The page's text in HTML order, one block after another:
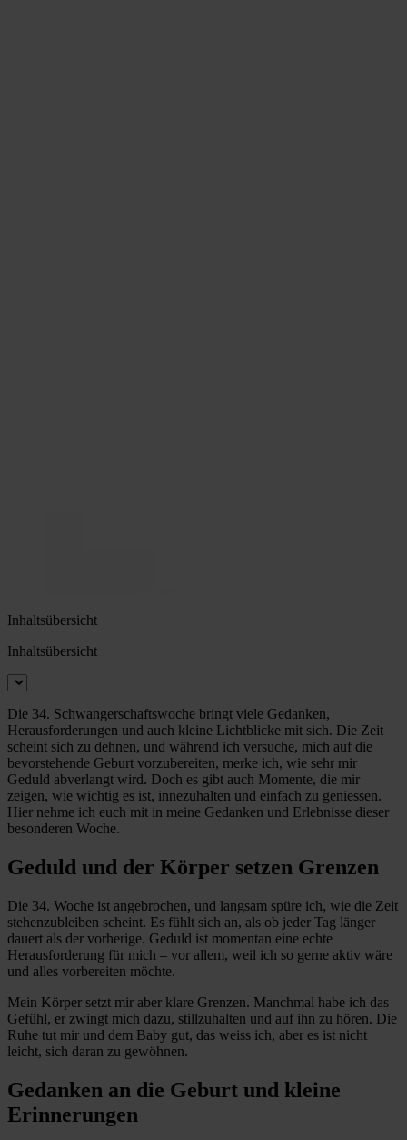
Inhaltsübersicht
Inhaltsübersicht
Die 34. Schwangerschaftswoche bringt viele Gedanken,
Herausforderungen und auch kleine Lichtblicke mit sich. Die Zeit
scheint sich zu dehnen, und während ich versuche, mich auf die
bevorstehende Geburt vorzubereiten, merke ich, wie sehr mir
Geduld abverlangt wird. Doch es gibt auch Momente, die mir
zeigen, wie wichtig es ist, innezuhalten und einfach zu geniessen.
Hier nehme ich euch mit in meine Gedanken und Erlebnisse dieser
besonderen Woche.
Geduld und der Körper setzen Grenzen
Die 34. Woche ist angebrochen, und langsam spüre ich, wie die Zeit
stehenzubleiben scheint. Es fühlt sich an, als ob jeder Tag länger
dauert als der vorherige. Geduld ist momentan eine echte
Herausforderung für mich – vor allem, weil ich so gerne aktiv wäre
und alles vorbereiten möchte.
Mein Körper setzt mir aber klare Grenzen. Manchmal habe ich das
Gefühl, er zwingt mich dazu, stillzuhalten und auf ihn zu hören. Die
Ruhe tut mir und dem Baby gut, das weiss ich, aber es ist nicht
leicht, sich daran zu gewöhnen.
Gedanken an die Geburt und kleine
Erinnerungen